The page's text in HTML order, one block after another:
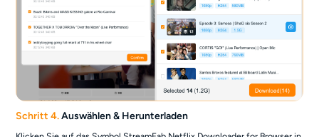
Schritt 4.Auswählen & Herunterladen